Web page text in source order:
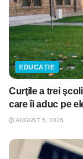
EDUCAȚIE
Curţile a trei
care îi aduc pe
AUGUST 5, 2026